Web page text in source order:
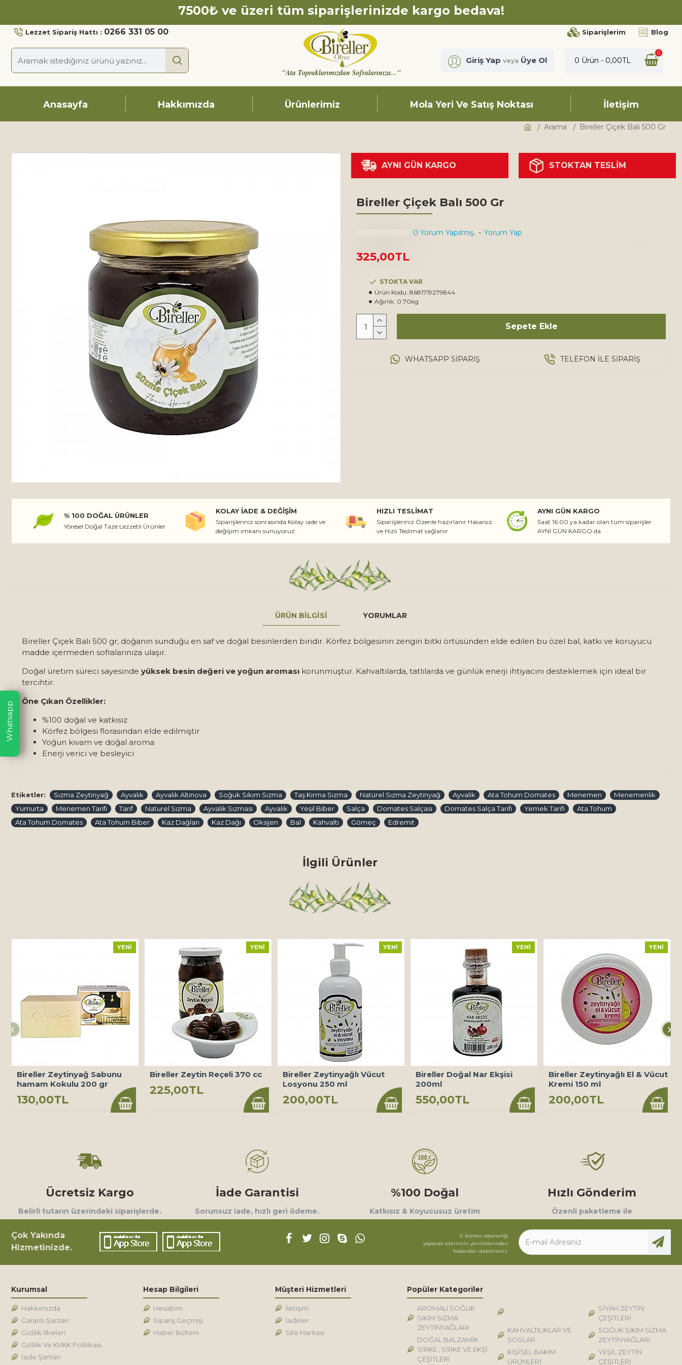
7500₺ ve üzeri tüm siparişlerinizde kargo bedava!
Lezzet Sipariş Hattı : 0266 331 05 00 Siparişlerim Blog
"Ata Topraklarımızdan Sofralarınıza..."
Giriş Yap veya Üye Ol 0 Ürün - 0,00TL
0
Anasayfa Hakkımızda Ürünlerimiz Mola Yeri Ve Satış Noktası İletişim
Arama Bireller Çiçek Balı 500 Gr
Bireller Çiçek Balı 500 Gr
STOKTA VAR
Ürün Kodu: 8681719279844
Ağırlık: 0.70kg
0 Yorum Yapılmış. - Yorum Yap
325,00TL
Sepete Ekle
AYNI GÜN KARGO STOKTAN TESLİM
WHATSAPP SIPARIŞ TELEFON ILE SIPARIŞ
% 100 DOĞAL ÜRÜNLER
Yöresel Doğal Taze Lezzetli Ürünler
KOLAY İADE & DEĞIŞIM
Siparişleriniz sonrasında Kolay iade ve
değişim imkanı sunuyoruz
HIZLI TESLIMAT
Siparişleriniz Özenle hazırlanır Hasarsız
ve Hızlı Teslimat sağlanır
AYNI GÜN KARGO
Saat 16:00 ya kadar olan tüm siparişler
AYNI GÜN KARGO da
ÜRÜN BILGISI YORUMLAR
Bireller Çiçek Balı 500 gr, doğanın sunduğu en saf ve doğal besinlerden biridir. Körfez bölgesinin zengin bitki örtüsünden elde edilen bu özel bal, katkı ve koruyucu
madde içermeden sofralarınıza ulaşır.
Doğal üretim süreci sayesinde yüksek besin değeri ve yoğun aroması korunmuştur. Kahvaltılarda, tatlılarda ve günlük enerji ihtiyacını desteklemek için ideal bir
tercihtir.
Öne Çıkan Özellikler:
%100 doğal ve katkısız
Körfez bölgesi florasından elde edilmiştir
Yoğun kıvam ve doğal aroma
Enerji verici ve besleyici
Etiketler: Sızma Zeytinyağ Ayvalık Ayvalık Altınova Soğuk Sıkım Sızma Taş Kırma Sızma Natürel Sızma Zeytinyağ Ayvalik Ata Tohum Domates Menemen
Menemenlik
Yumurta
Menemen Tarifi Tarif Naturel Sızma Ayvalık Sızması Ayvalık Yeşil Biber Salça Domates Salçası Domates Salça Tarifi Yemek Tarifi
Ata Tohum
Ata Tohum Domates
Ata Tohum Biber Kaz Dağları Kaz Dağı Oksijen Bal Kahvaltı Gömeç Edremit
İlgili Ürünler
YENI
Bireller Zeytinyağ Sabunu
hamam Kokulu 200 gr
130,00TL
YENI
Bireller Zeytin Reçeli 370 cc
225,00TL
YENI
Bireller Zeytinyağlı Vücut
Losyonu 250 ml
200,00TL
YENI
Bireller Doğal Nar Ekşisi
200ml
550,00TL
YENI
Bireller Zeytinyağlı El & Vücut
Kremi 150 ml
200,00TL
Ücretsiz Kargo
Belirli tutarın üzerindeki siparişlerde.
İade Garantisi
Sorunsuz iade, hızlı geri ödeme.
%100 Doğal
Katkısız & Koyucusuz üretim
Hızlı Gönderim
Özenli paketleme ile
Çok Yakında
Hizmetinizde.
E-bülten aboneliği
yaparak sitemizin yeniliklerinden
haberdar olabilirsiniz.
Kurumsal
Hakkımızda
Garanti Şartları
Gizlilik İlkeleri
Gizlilik Ve KVKK Politikası
İade Şartları
Hesap Bilgileri
Hesabım
Sipariş Geçmişi
Haber Bülteni
Müşteri Hizmetleri
İletişim
İadeler
Site Haritası
Popüler Kategoriler
AROMALI SOĞUK
SIKIM SIZMA
ZEYTİNYAĞLARI
DOĞAL BALZAMİK
SİRKE , SİRKE VE EKŞİ
ÇEŞİTLERİ
KAHVALTILIKLAR VE
SOSLAR
KİŞİSEL BAKIM
ÜRÜNLERİ
SİYAH ZEYTİN
ÇEŞİTLERİ
SOĞUK SIKIM SIZMA
ZEYTİNYAĞLARI
YEŞİL ZEYTİN
ÇEŞİTLERİ
Whatsapp